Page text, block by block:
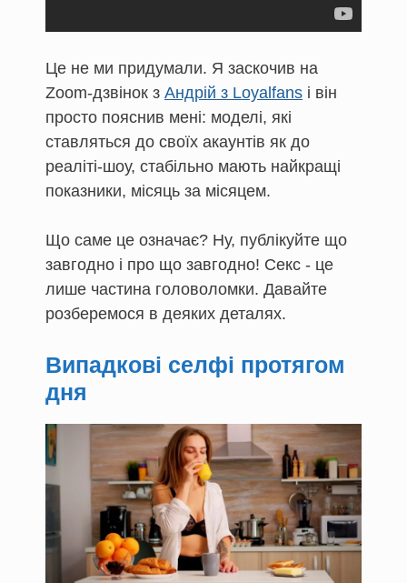
Це не ми придумали. Я заскочив на
Zoom-дзвінок з Андрій з Loyalfans і він
просто пояснив мені: моделі, які
ставляться до своїх акаунтів як до
реаліті-шоу, стабільно мають найкращі
показники, місяць за місяцем.
Що саме це означає? Ну, публікуйте що
завгодно і про що завгодно! Секс - це
лише частина головоломки. Давайте
розберемося в деяких деталях.
Випадкові селфі протягом
дня